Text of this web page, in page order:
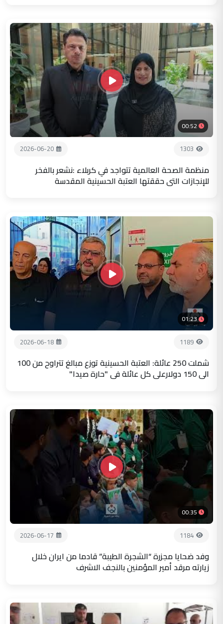
00:52
1303
2026-06-20
منظمة الصحة العالمية تتواجد في كربلاء :نشعر بالفخر
للإنجازات التي حققتها العتبة الحسينية المقدسة
01:23
1189
2026-06-18
شملت 250 عائلة: العتبة الحسينية توزع مبالغ تتراوح من 100
الى 150 دولارعلى كل عائلة في "حارة صيدا"
00:35
1184
2026-06-17
وفد ضحايا مجزرة “الشجرة الطيبة” قادما من ايران خلال
زيارته مرقد أمير المؤمنين بالنجف الاشرف